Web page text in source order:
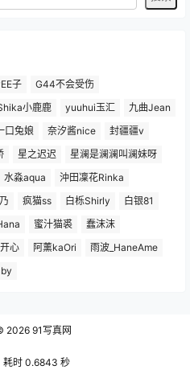
子
G44不会受伤
小鹿鹿 yuuhui玉汇
九曲Jean
口兔娘 奈汐酱nice
封疆疆v
星之迟迟
星澜是澜澜叫澜妹呀
水淼aqua
沖田凜花Rinka
疯猫ss 白栎Shirly
白银81
蜜汁猫裘
蠢沫沫
心 阿薰kaOri
雨波_HaneAme
202691写真网
耗时 0.6843 秒